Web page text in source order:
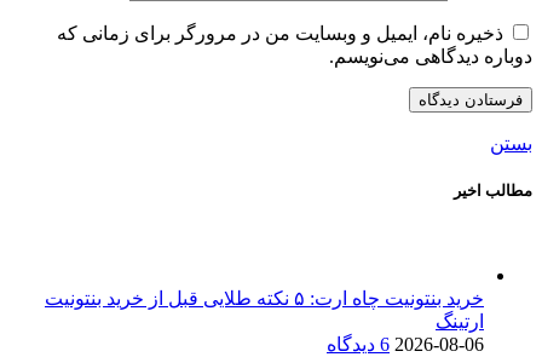
ذخیره نام، ایمیل و وبسایت من در مرورگر برای زمانی که
دوباره دیدگاهی می‌نویسم.
بستن
مطالب اخیر
خرید بنتونیت چاه ارت: ۵ نکته طلایی قبل از خرید بنتونیت
ارتینگ
2026-08-06 6 دیدگاه